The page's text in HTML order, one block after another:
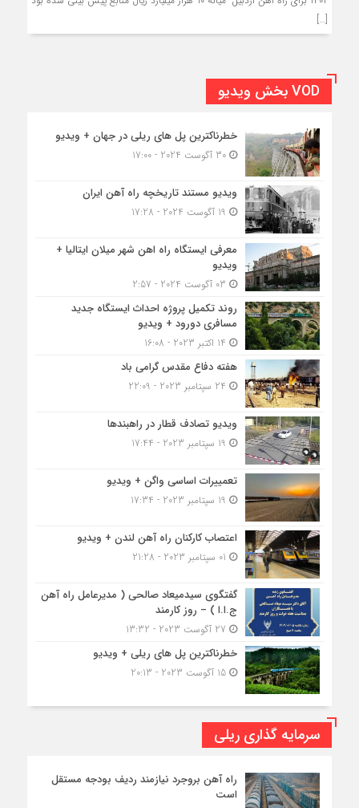
[…]
VOD بخش ویدیو
خطرناکترین پل های ریلی در جهان + ویدیو
30 آگوست 2024 - 17:00
ویدیو مستند تاریخچه راه آهن ایران
معرفی ایستگاه راه اهن شهر میلان ایتالیا +
ویدیو
روند تکمیل پروژه احداث ایستگاه جدید
مسافری دورود + ویدیو
هفته دفاع مقدس گرامی باد
ویدیو تصادف قطار در راهبندها
تعمییرات اساسی واگن + ویدیو
اعتصاب کارکنان راه آهن لندن + ویدیو
گفتگوی سیدمیعاد صالحی ( مدیرعامل راه آهن
ج.ا.ا ) – روز کارمند
خطرناکترین پل های ریلی + ویدیو
15 آگوست 2023 - 20:13
سرمایه گذاری ریلی
راه آهن بروجرد نیازمند ردیف بودجه مستقل
است